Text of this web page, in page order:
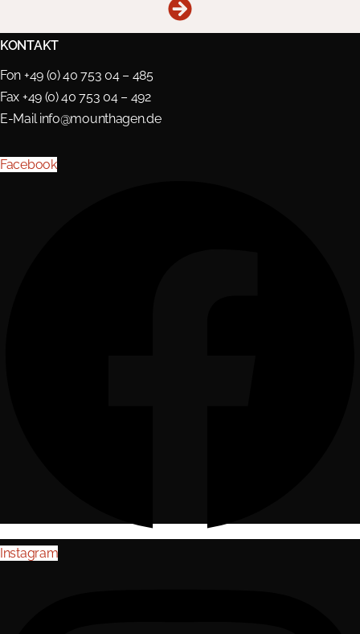
KONTAKT
Fon +49 (0) 40 753 04 – 485
Fax +49 (0) 40 753 04 – 492
E-Mail info@mounthagen.de
Facebook
Instagram